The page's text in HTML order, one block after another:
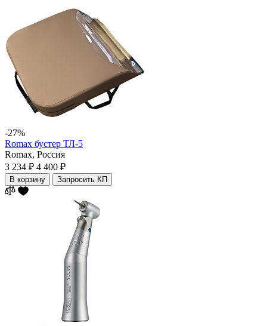
-27%
Romax бустер ТЛ-5
Romax, Россия
3 234 ₽ 4 400 ₽
В корзину Запросить КП